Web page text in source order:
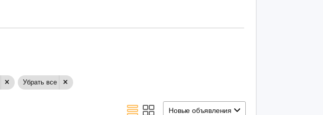
Убрать все
Новые объявления